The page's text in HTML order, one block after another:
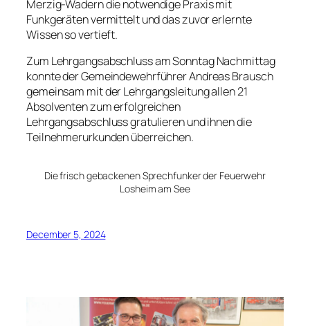
Merzig-Wadern die notwendige Praxis mit
Funkgeräten vermittelt und das zuvor erlernte
Wissen so vertieft.
Zum Lehrgangsabschluss am Sonntag Nachmittag
konnte der Gemeindewehrführer Andreas Brausch
gemeinsam mit der Lehrgangsleitung allen 21
Absolventen zum erfolgreichen
Lehrgangsabschluss gratulieren und ihnen die
Teilnehmerurkunden überreichen.
Die frisch gebackenen Sprechfunker der Feuerwehr
Losheim am See
December 5, 2024